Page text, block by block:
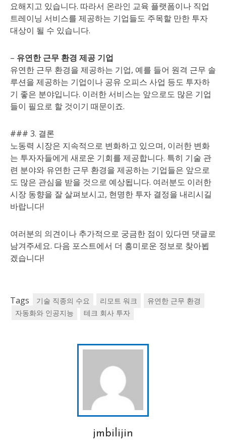
요해지고 있습니다. 따라서 온라인 교육 플랫폼이나 직업
트레이닝 서비스를 제공하는 기업들도 주목할 만한 투자
대상이 될 수 있습니다.
– 유연한 근무 환경 제공 기업
유연한 근무 환경을 제공하는 기업, 예를 들어 원격 근무 솔
루션을 제공하는 기업이나 공유 오피스 사업 등도 투자하
기 좋은 분야입니다. 이러한 서비스는 앞으로도 많은 기업
들이 필요로 할 것이기 때문이죠.
### 3. 결론
노동력 시장은 지속적으로 변화하고 있으며, 이러한 변화
는 투자자들에게 새로운 기회를 제공합니다. 특히 기술 관
련 분야와 유연한 근무 환경을 제공하는 기업들은 앞으로
도 많은 관심을 받을 것으로 예상됩니다. 여러분도 이러한
시장 동향을 잘 살펴보시고, 현명한 투자 결정을 내리시길
바랍니다!
여러분의 의견이나 추가적으로 궁금한 점이 있다면 댓글로
남겨주세요. 다음 포스트에서 더 흥미로운 정보로 찾아뵙
겠습니다!
Tags 기술 직종의 수요 리모트 워크
유연한 근무 환경
자동화와 인공지능
테크 회사 투자
jmbilijin